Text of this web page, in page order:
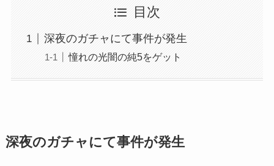
目次
深夜のガチャにて事件が発生
憧れの光闇の純5をゲット
深夜のガチャにて事件が発生